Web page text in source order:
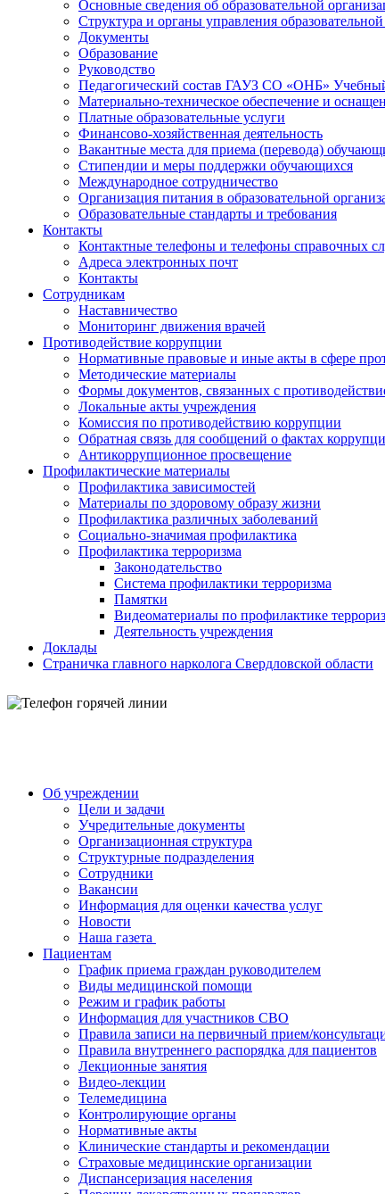
Основные сведения об образовательной
Структура и органы управления
Документы
Образование
Руководство
Педагогический состав ГАУЗ СО «ОНБ»
Материально-техническое обеспечение и
Платные образовательные услуги
Финансово-хозяйственная деятельность
Вакантные места для приема (перевода)
Стипендии и меры поддержки обучающихся
Международное сотрудничество
Организация питания в образовательной
Образовательные стандарты и требования
Контакты
Контактные телефоны и телефоны справочных
Адреса электронных почт
Контакты
Сотрудникам
Наставничество
Мониторинг движения врачей
Противодействие коррупции
Нормативные правовые и иные акты в сфере
Методические материалы
Формы документов, связанных с
Локальные акты учреждения
Комиссия по противодействию коррупции
Обратная связь для сообщений о фактах
Антикоррупционное просвещение
Профилактические материалы
Профилактика зависимостей
Материалы по здоровому образу жизни
Профилактика различных заболеваний
Социально-значимая профилактика
Профилактика терроризма
Законодательство
Система профилактики терроризма
Памятки
Видеоматериалы по профилактике
Деятельность учреждения
Доклады
Страничка главного нарколога Свердловской области
Об учреждении
Цели и задачи
Учредительные документы
Организационная структура
Структурные подразделения
Сотрудники
Вакансии
Информация для оценки качества услуг
Новости
​​Наша газета
Пациентам
График приема граждан руководителем
Виды медицинской помощи
Режим и график работы
Информация для участников СВО
Правила записи на первичный прием/
Правила внутреннего распорядка для пациентов
Лекционные занятия
Видео-лекции
Телемедицина
Контролирующие органы
Нормативные акты
Клинические стандарты и рекомендации
Страховые медицинские организации
Диспансеризация населения